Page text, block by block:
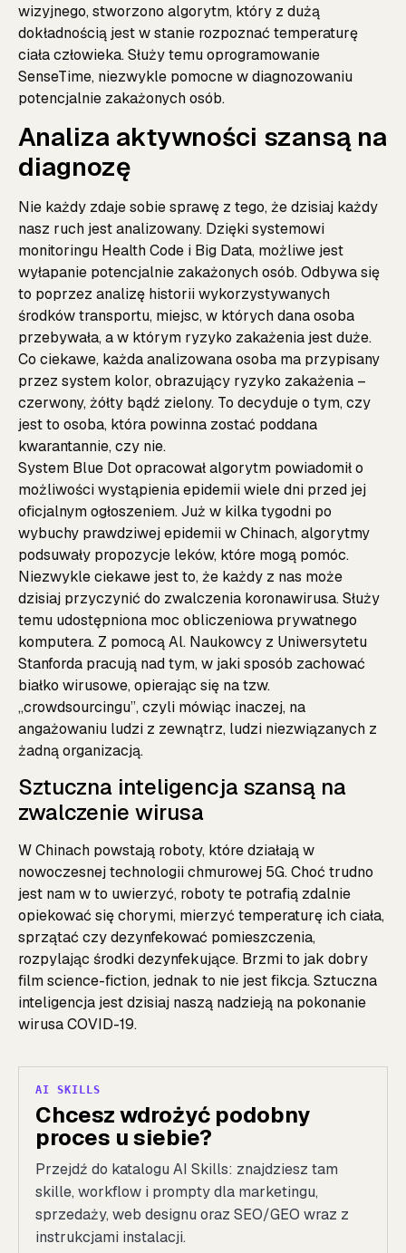
wizyjnego, stworzono algorytm, który z dużą
dokładnością jest w stanie rozpoznać temperaturę
ciała człowieka. Służy temu oprogramowanie
SenseTime, niezwykle pomocne w diagnozowaniu
potencjalnie zakażonych osób.
Analiza aktywności szansą na
diagnozę
Nie każdy zdaje sobie sprawę z tego, że dzisiaj każdy
nasz ruch jest analizowany. Dzięki systemowi
monitoringu Health Code i Big Data, możliwe jest
wyłapanie potencjalnie zakażonych osób. Odbywa się
to poprzez analizę historii wykorzystywanych
środków transportu, miejsc, w których dana osoba
przebywała, a w którym ryzyko zakażenia jest duże.
Co ciekawe, każda analizowana osoba ma przypisany
przez system kolor, obrazujący ryzyko zakażenia –
czerwony, żółty bądź zielony. To decyduje o tym, czy
jest to osoba, która powinna zostać poddana
kwarantannie, czy nie.
System Blue Dot opracował algorytm powiadomił o
możliwości wystąpienia epidemii wiele dni przed jej
oficjalnym ogłoszeniem. Już w kilka tygodni po
wybuchy prawdziwej epidemii w Chinach, algorytmy
podsuwały propozycje leków, które mogą pomóc.
Niezwykle ciekawe jest to, że każdy z nas może
dzisiaj przyczynić do zwalczenia koronawirusa. Służy
temu udostępniona moc obliczeniowa prywatnego
komputera. Z pomocą Al. Naukowcy z Uniwersytetu
Stanforda pracują nad tym, w jaki sposób zachować
białko wirusowe, opierając się na tzw.
„crowdsourcingu”, czyli mówiąc inaczej, na
angażowaniu ludzi z zewnątrz, ludzi niezwiązanych z
żadną organizacją.
Sztuczna inteligencja szansą na
zwalczenie wirusa
W Chinach powstają roboty, które działają w
nowoczesnej technologii chmurowej 5G. Choć trudno
jest nam w to uwierzyć, roboty te potrafią zdalnie
opiekować się chorymi, mierzyć temperaturę ich ciała,
sprzątać czy dezynfekować pomieszczenia,
rozpylając środki dezynfekujące. Brzmi to jak dobry
film science-fiction, jednak to nie jest fikcja. Sztuczna
inteligencja jest dzisiaj naszą nadzieją na pokonanie
wirusa COVID-19.
AI SKILLS
Chcesz wdrożyć podobny
proces u siebie?
Przejdź do katalogu AI Skills: znajdziesz tam
skille, workflow i prompty dla marketingu,
sprzedaży, web designu oraz SEO/GEO wraz z
instrukcjami instalacji.